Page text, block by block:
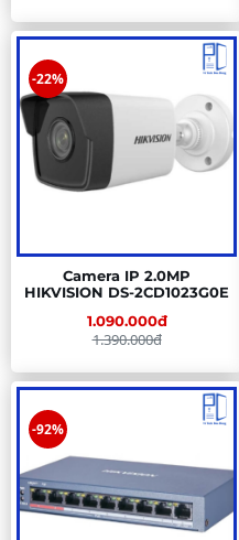
Camera IP 2.0MP
HIKVISION DS-2CD1023G0E
1.090.000đ
1.390.000đ
-22%
-92%